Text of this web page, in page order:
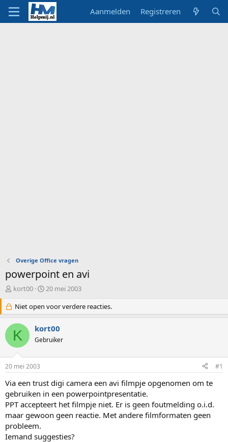
Aanmelden Registreren
Overige Office vragen
powerpoint en avi
O
d
e
r
w
e
s
t
a
r
t
e
r
kort00
S
a
r
d
a
m
20 mei 2003
Niet open voor verdere reacties.
K kort00
Gebruiker
20 mei 2003 #1
Via een trust digi camera een avi filmpje opgenomen om te
gebruiken in een powerpointpresentatie.
PPT accepteert het filmpje niet. Er is geen foutmelding o.i.d.
maar gewoon geen reactie. Met andere filmformaten geen
probleem.
Iemand suggesties?